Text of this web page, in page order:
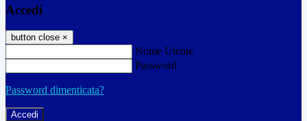
Accedi
button close ×
Nome Utente
Password
Password dimenticata?